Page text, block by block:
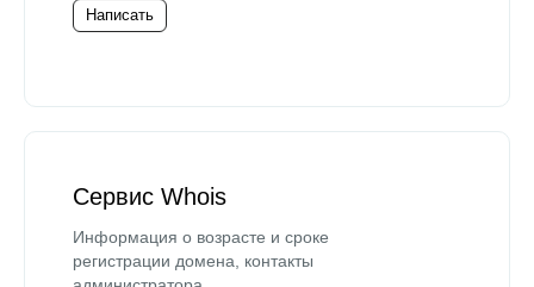
Написать
Сервис Whois
Информация о возрасте и сроке
регистрации домена, контакты